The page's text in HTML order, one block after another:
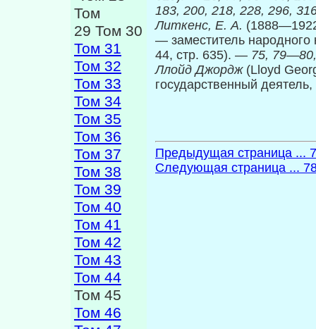
Том
29 Том 30
Том 31
Том 32
Том 33
Том 34
Том 35
Том 36
Том 37
Том 38
Том 39
Том 40
Том 41
Том 42
Том 43
Том 44
Том 45
Том 46
183, 200, 218, 228, 296,
Литкенс, Е. А.
— заместитель
44, стр. 635). — 75, 79—
Ллойд Джордж (Lloyd
государственный
Предыдущая страница ...
Следующая страница ...